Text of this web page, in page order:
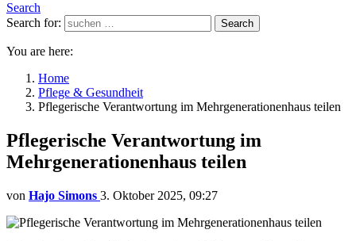
Search
Search for:
Search
You are here:
Home
Pflege & Gesundheit
Pflegerische Verantwortung im Mehrgenerationenhaus teilen
Pflegerische Verantwortung im
Mehrgenerationenhaus teilen
von Hajo Simons 3. Oktober 2025, 09:27